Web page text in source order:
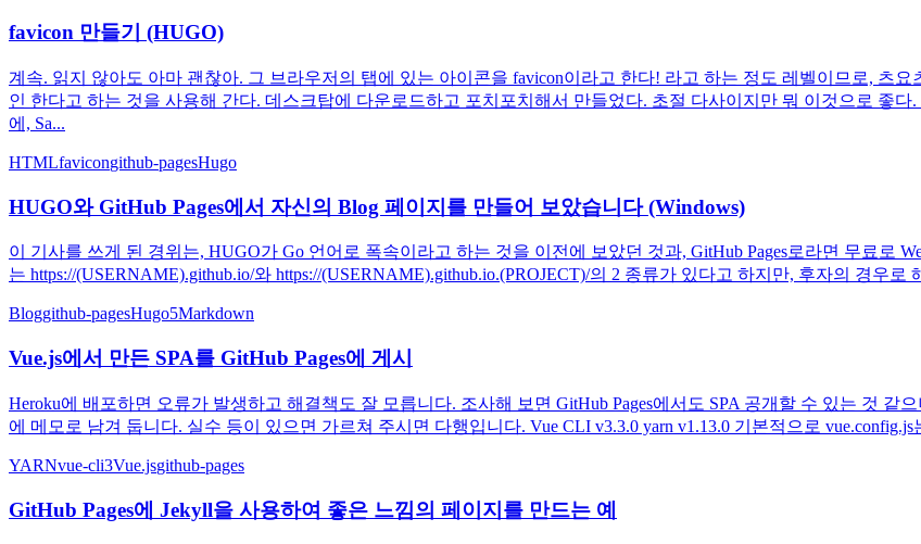
favicon 만들기 (HUGO)
계속. 읽지 않아도 아마 괜찮아. 그 브라우저의 탭에 있는 아이콘을 favicon이라고 한다! 라고 하는 정도 레벨이므로, 츠
인 한다고 하는 것을 사용해 간다. 데스크탑에 다운로드하고 포치포치해서 만들었다. 초절 다사이지만 뭐 이것으로 좋
에, Sa...
HTMLfavicongithub-pagesHugo
HUGO와 GitHub Pages에서 자신의 Blog 페이지를 만들어 보았습니다 (Windows)
이 기사를 쓰게 된 경위는, HUGO가 Go 언어로 폭속이라고 하는 것을 이전에 보았던 것과, GitHub Pages로라면 무료로
는 https://(USERNAME).github.io/와 https://(USERNAME).github.io.(PROJECT)/의 2 종류가 있다고 하지만, 후자의 경우로
Bloggithub-pagesHugo5Markdown
Vue.js에서 만든 SPA를 GitHub Pages에 게시
Heroku에 배포하면 오류가 발생하고 해결책도 잘 모릅니다. 조사해 보면 GitHub Pages에서도 SPA 공개할 수 있는 것
에 메모로 남겨 둡니다. 실수 등이 있으면 가르쳐 주시면 다행입니다. Vue CLI v3.3.0 yarn v1.13.0 기본적으로
YARNvue-cli3Vue.jsgithub-pages
GitHub Pages에 Jekyll을 사용하여 좋은 느낌의 페이지를 만드는 예